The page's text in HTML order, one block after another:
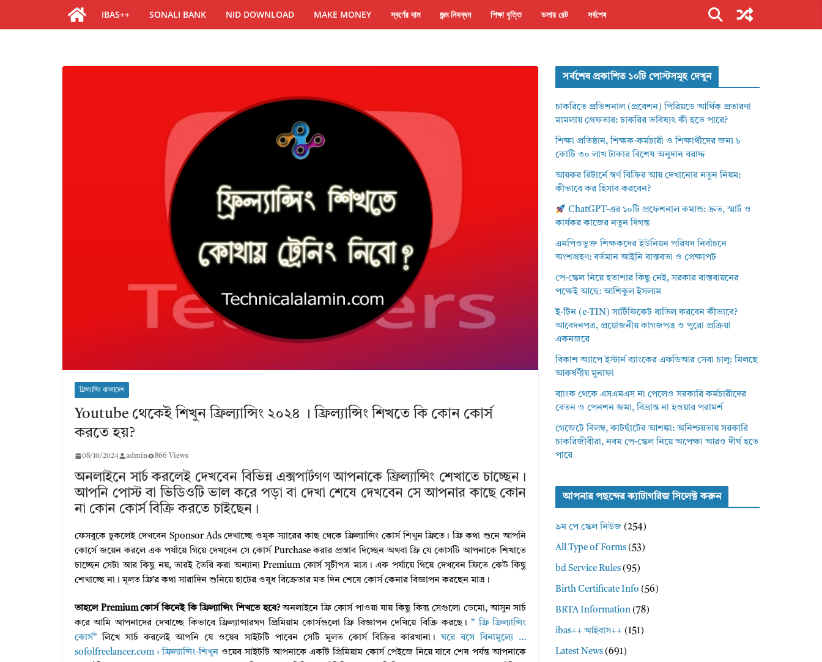
IBAS++ SONALI BANK NID DOWNLOAD MAKE MONEY স্বর্ণের দাম জন্ম নিবন্ধন শিক্ষা বৃত্তি ডলার রেট সর্বশেষ
ফ্রিল্যান্সিং বাংলাদেশ
Youtube থেকেই শিখুন ফ্রিল্যান্সিং ২০২৪ । ফ্রিল্যান্সিং শিখতে কি কোন কোর্স
করতে হয়?
08/10/2024 admin 866 Views
অনলাইনে সার্চ করলেই দেখবেন বিভিন্ন এক্সপার্টগণ আপনাকে ফ্রিল্যান্সিং শেখাতে চাচ্ছেন।
আপনি পোস্ট বা ভিডিওটি ভাল করে পড়া বা দেখা শেষে দেখবেন সে আপনার কাছে কোন
না কোন কোর্স বিক্রি করতে চাইছেন।
ফেসবুকে ঢুকলেই দেখবেন Sponsor Ads দেখাচ্ছে ওমুক স্যারের কাছ থেকে ফ্রিল্যান্সিং কোর্স শিখুন ফ্রিতে। ফ্রি কথা শুনে আপনি
কোর্সে জয়েন করলে এক পর্যায়ে গিয়ে দেখবেন সে কোর্স Purchase করার প্রস্তাব দিচ্ছেন অথবা ফ্রি যে কোর্সটি আপনাকে শিখাতে
চাচ্ছেন সেটা আর কিছু নয়, তারই তৈরি করা অন্যান্য Premium কোর্স সূচীপত্র মাত্র। এক পর্যায়ে গিয়ে দেখবেন ফ্রিতে কেউ কিছু
শেখাচ্ছে না। মূলত ফ্রি’র কথা সারাদিন শুনিয়ে হাটের ওষুধ বিক্রেতার মত দিন শেষে কোর্স কেনার বিজ্ঞাপন করছেন মাত্র।
তাহলে Premium কোর্স কিনেই কি ফ্রিল্যান্সিং শিখতে হবে?অনলাইনে ফ্রি কোর্স পাওয়া যায় কিছু কিন্তু সেগুলো ডেমো, আসুন সার্চ
করে আমি আপনাদের দেখাচ্ছে কিভাবে ফ্রিল্যান্সারগণ প্রিমিয়াম কোর্সগুলো ফ্রি বিজ্ঞাপন দেখিয়ে বিক্রি করছে।” ফ্রি ফ্রিল্যান্সিং
কোর্স” লিখে সার্চ করলেই আপনি যে ওয়েব সাইটটি পাবেন সেটি মূলত কোর্স বিক্রির কারখানা।ঘরে বসে বিনামুল্যে …
sofolfreelancer.com › ফ্রিল্যান্সিং-শিখুন ওয়েব সাইটটি আপনাকে একটি প্রিমিয়াম কোর্স পেইজে নিয়ে যাবে শেষ পর্যন্ত আপনাকে
সর্বশেষ প্রকাশিত ১০টি পোস্টসমূহ দেখুন
চাকরিতে প্রভিশনাল (প্রবেশন) পিরিয়ডে আর্থিক প্রতারণা
মামলায় গ্রেফতার: চাকরির ভবিষ্যৎ কী হতে পারে?
শিক্ষা প্রতিষ্ঠান, শিক্ষক-কর্মচারী ও শিক্ষার্থীদের জন্য ৮
কোটি ৩০ লাখ টাকার বিশেষ অনুদান বরাদ্দ
আয়কর রিটার্নে স্বর্ণ বিক্রির আয় দেখানোর নতুন নিয়ম:
কীভাবে কর হিসাব করবেন?
ChatGPT-এর ১০টি প্রফেশনাল কমান্ড: দ্রুত, স্মার্ট ও
কার্যকর কাজের নতুন দিগন্ত
এমপিওভুক্ত শিক্ষকদের ইউনিয়ন পরিষদ নির্বাচনে
অংশগ্রহণ: বর্তমান আইনি বাস্তবতা ও প্রেক্ষাপট
পে-স্কেল নিয়ে হতাশার কিছু নেই, সরকার বাস্তবায়নের
পক্ষেই আছে: আশিকুল ইসলাম
ই-টিন (e-TIN) সার্টিফিকেট বাতিল করবেন কীভাবে?
আবেদনপত্র, প্রয়োজনীয় কাগজপত্র ও পুরো প্রক্রিয়া
একনজরে
বিকাশ অ্যাপে ইস্টার্ন ব্যাংকের এফডিআর সেবা চালু: মিলছে
আকর্ষণীয় মুনাফা
ব্যাংক থেকে এসএমএস না পেলেও সরকারি কর্মচারীদের
বেতন ও পেনশন জমা, বিভ্রান্ত না হওয়ার পরামর্শ
গেজেটে বিলম্ব, কাটছাঁটের আশঙ্কা: অনিশ্চয়তায় সরকারি
চাকরিজীবীরা, নবম পে-স্কেল নিয়ে অপেক্ষা আরও দীর্ঘ হতে
পারে
আপনার পছন্দের ক্যাটাগরিজ সিলেক্ট করুন
৯ম পে স্কেল নিউজ (254)
All Type of Forms (53)
bd Service Rules (95)
Birth Certificate Info (56)
BRTA Information (78)
ibas++ আইবাস++ (151)
Latest News (691)